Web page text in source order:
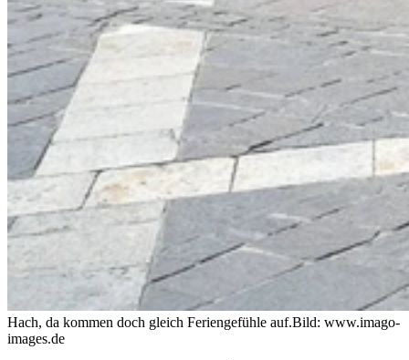
Hach, da kommen doch gleich Feriengefühle auf.Bild: www.imago-
images.de